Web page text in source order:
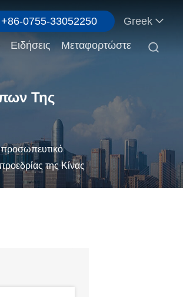
+86-0755-33052250 Greek
Ειδήσεις Μεταφορτώστε 
Της
της Κίνας